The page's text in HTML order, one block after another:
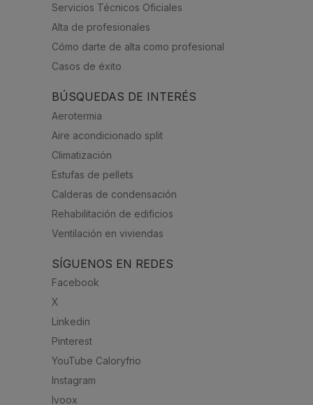
Servicios Técnicos Oficiales
Alta de profesionales
Cómo darte de alta como profesional
Casos de éxito
BÚSQUEDAS DE INTERÉS
Aerotermia
Aire acondicionado split
Climatización
Estufas de pellets
Calderas de condensación
Rehabilitación de edificios
Ventilación en viviendas
SÍGUENOS EN REDES
Facebook
X
Linkedin
Pinterest
YouTube Caloryfrio
Instagram
Ivoox